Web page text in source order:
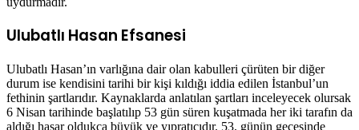
Ulubatlı Hasan Efsanesi
Ulubatlı Hasan’ın varlığına dair olan kabulleri çürüten bir diğer
durum ise kendisini tarihi bir kişi kıldığı iddia edilen İstanbul’un
fethinin şartlarıdır. Kaynaklarda anlatılan şartları inceleyecek olursak
6 Nisan tarihinde başlatılıp 53 gün süren kuşatmada her iki tarafın da
aldığı hasar oldukça büyük ve yıpratıcıdır. 53. günün gecesinde